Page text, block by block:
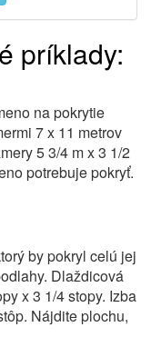
príklady:
na pokrytie
7 x 11 metrov
5 3/4 m x 3 1/2
potrebuje pokryť.
by pokryl celú jej
Dlaždicová
x 3 1/4 stopy. Izba
Nájdite plochu,